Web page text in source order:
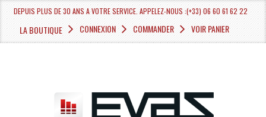
DEPUIS PLUS DE 30 ANS A VOTRE SERVICE. APPELEZ-NOUS :(+33) 06 60 61 62 22
LA BOUTIQUE CONNEXION COMMANDER VOIR PANIER